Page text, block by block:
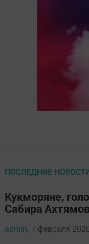
ПОСЛЕДНИЕ
Кукморяне,
Сабира
admin, 7 февраля